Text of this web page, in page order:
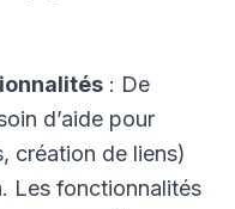
: De
d’aide pour
création de liens)
Les fonctionnalités